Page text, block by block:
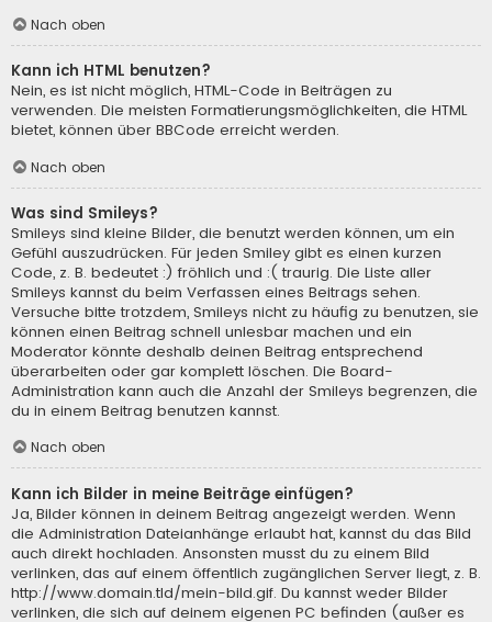
Nach oben
Kann ich HTML benutzen?
Nein, es ist nicht möglich, HTML-Code in Beiträgen zu
verwenden. Die meisten Formatierungsmöglichkeiten, die HTML
bietet, können über BBCode erreicht werden.
Nach oben
Was sind Smileys?
Smileys sind kleine Bilder, die benutzt werden können, um ein
Gefühl auszudrücken. Für jeden Smiley gibt es einen kurzen
Code, z. B. bedeutet :) fröhlich und :( traurig. Die Liste aller
Smileys kannst du beim Verfassen eines Beitrags sehen.
Versuche bitte trotzdem, Smileys nicht zu häufig zu benutzen, sie
können einen Beitrag schnell unlesbar machen und ein
Moderator könnte deshalb deinen Beitrag entsprechend
überarbeiten oder gar komplett löschen. Die Board-
Administration kann auch die Anzahl der Smileys begrenzen, die
du in einem Beitrag benutzen kannst.
Nach oben
Kann ich Bilder in meine Beiträge einfügen?
Ja, Bilder können in deinem Beitrag angezeigt werden. Wenn
die Administration Dateianhänge erlaubt hat, kannst du das Bild
auch direkt hochladen. Ansonsten musst du zu einem Bild
verlinken, das auf einem öffentlich zugänglichen Server liegt, z. B.
http://www.domain.tld/mein-bild.gif. Du kannst weder Bilder
verlinken, die sich auf deinem eigenen PC befinden (außer es